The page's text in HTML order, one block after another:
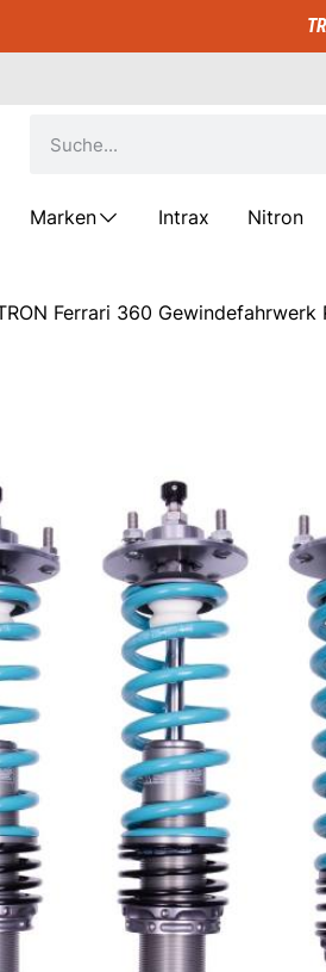
Marken Intrax Nitron
Ferrari 360 Gewindefahrwerk